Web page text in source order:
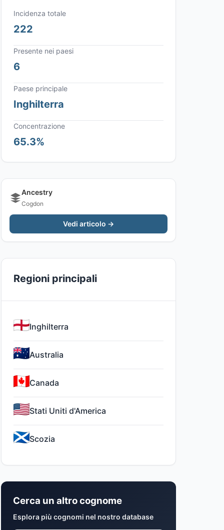
Incidenza totale
222
Presente nei paesi
6
Paese principale
Inghilterra
Concentrazione
65.3%
Ancestry
Cogdon
Vedi articolo →
Regioni principali
Inghilterra
Australia
Canada
Stati Uniti d'America
Scozia
Cerca un altro cognome
Esplora più cognomi nel nostro database